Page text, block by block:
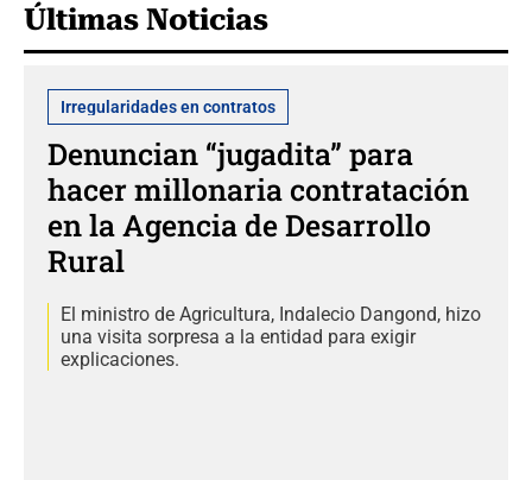
Últimas Noticias
Irregularidades en contratos
Denuncian “jugadita” para
hacer millonaria contratación
en la Agencia de Desarrollo
Rural
El ministro de Agricultura, Indalecio Dangond, hizo
una visita sorpresa a la entidad para exigir
explicaciones.